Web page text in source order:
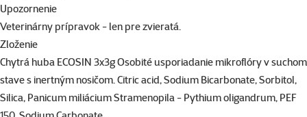
Upozornenie
Veterinárny prípravok - len pre zvieratá.
Zloženie
Chytrá huba ECOSIN 3x3g Osobité usporiadanie mikroflóry v suchom
stave s inertným nosičom. Citric acid, Sodium Bicarbonate, Sorbitol,
Silica, Panicum miliácium Stramenopila - Pythium oligandrum, PEF